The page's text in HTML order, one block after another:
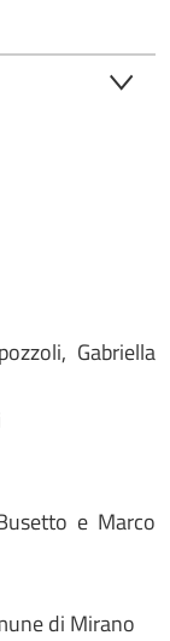
Gabriella
e Marco
di Mirano